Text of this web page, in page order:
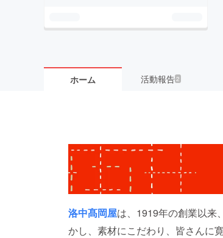
ホーム 活動報告2
洛中髙岡屋は、1919年の創業以来
かし、素材にこだわり、皆さんに